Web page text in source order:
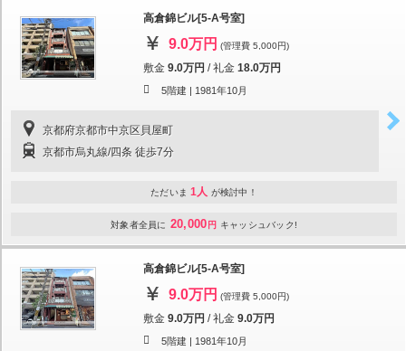
高倉錦ビル[5-A号室]
9.0万円 (管理費 5,000円)
敷金 9.0万円 /礼金 18.0万円
5階建 | 1981年10月
京都府京都市中京区貝屋町
京都市烏丸線/四条 徒歩7分
ただいま 1人 が検討中！
対象者全員に 20,000 円 キャッシュバック!
高倉錦ビル[5-A号室]
9.0万円 (管理費 5,000円)
敷金 9.0万円 /礼金 9.0万円
5階建 | 1981年10月